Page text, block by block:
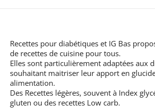
Recettes pour diabétiques et IG Bas
de recettes de cuisine pour tous.
Elles sont particulièrement adaptées aux
souhaitant maitriser leur apport en
alimentation.
Des Recettes légères, souvent à Index
gluten ou des recettes Low carb.